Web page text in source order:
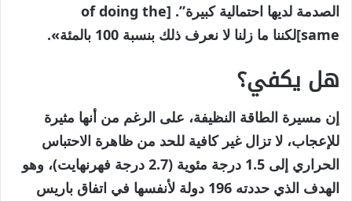
الصدمة لديها احتمالية كبيرة”. [of doing the
same]لكننا ما زلنا لا نعرف ذلك بنسبة 100 بالمئة».
هل يكفي؟
إن مسيرة الطاقة النظيفة، على الرغم من أنها مثيرة
للإعجاب، لا تزال غير كافية للحد من ظاهرة الاحتباس
الحراري إلى 1.5 درجة مئوية (2.7 درجة فهرنهايت)، وهو
الهدف الذي حددته 196 دولة لأنفسها في اتفاق باريس